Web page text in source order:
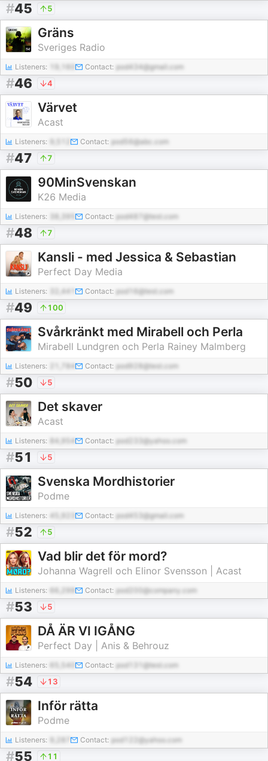
#45 5
Gräns
Sveriges Radio
Listeners: Contact: pod434@gmail.com
#46 4
Värvet
Acast
Listeners: Contact: pod56@abc.com
#47 7
90MinSvenskan
K26 Media
Listeners: Contact: pod487@test.com
#48 7
Kansli - med Jessica & Sebastian
Perfect Day Media
Listeners: 32,441 Contact: pod16@test.com
#49 100
Svårkränkt med Mirabell och Perla
Mirabell Lundgren och Perla Rainey Malmberg
Listeners: 21,784 Contact: pod928@test.com
#50 5
Det skaver
Acast
Listeners: 84,954 Contact: pod233@yahoo.com
#51 5
Svenska Mordhistorier
Podme
Listeners: 45,923 Contact: pod453@gmail.com
#52 5
Vad blir det för mord?
Johanna Wagrell och Elinor Svensson | Acast
Listeners: Contact: pod200@company.com
#53 5
DÅ ÄR VI IGÅNG
Perfect Day | Anis & Behrouz
Listeners: 65,540 Contact: pod131@test.com
#54 13
Inför rätta
Podme
Listeners: Contact: pod122@yahoo.com
#55 11